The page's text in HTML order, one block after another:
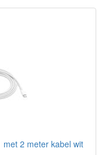
2 meter kabel wit